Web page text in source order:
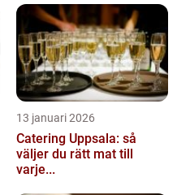
13 januari 2026
Catering Uppsala: så
väljer du rätt mat till
varje...